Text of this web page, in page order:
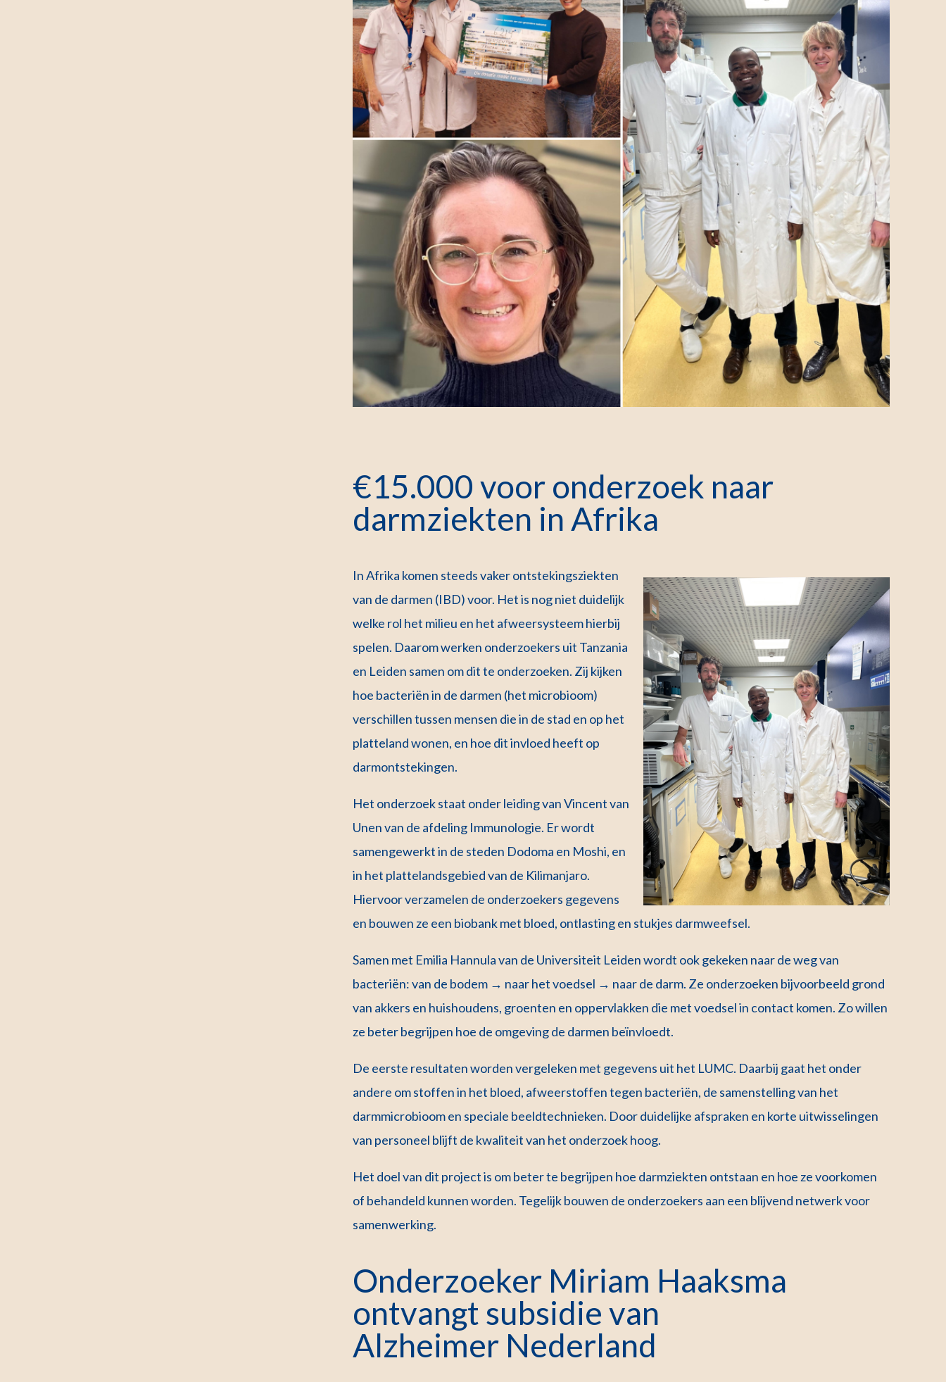
€15.000 voor onderzoek naar
darmziekten in Afrika
In Afrika komen steeds vaker ontstekingsziekten
van de darmen (IBD) voor. Het is nog niet duidelijk
welke rol het milieu en het afweersysteem hierbij
spelen. Daarom werken onderzoekers uit Tanzania
en Leiden samen om dit te onderzoeken. Zij kijken
hoe bacteriën in de darmen (het microbioom)
verschillen tussen mensen die in de stad en op het
platteland wonen, en hoe dit invloed heeft op
darmontstekingen.
Het onderzoek staat onder leiding van Vincent van
Unen van de afdeling Immunologie. Er wordt
samengewerkt in de steden Dodoma en Moshi, en
in het plattelandsgebied van de Kilimanjaro.
Hiervoor verzamelen de onderzoekers gegevens
en bouwen ze een biobank met bloed, ontlasting en stukjes darmweefsel.
Samen met Emilia Hannula van de Universiteit Leiden wordt ook gekeken naar de weg van
bacteriën: van de bodem → naar het voedsel → naar de darm. Ze onderzoeken bijvoorbeeld grond
van akkers en huishoudens, groenten en oppervlakken die met voedsel in contact komen. Zo willen
ze beter begrijpen hoe de omgeving de darmen beïnvloedt.
De eerste resultaten worden vergeleken met gegevens uit het LUMC. Daarbij gaat het onder
andere om stoffen in het bloed, afweerstoffen tegen bacteriën, de samenstelling van het
darmmicrobioom en speciale beeldtechnieken. Door duidelijke afspraken en korte uitwisselingen
van personeel blijft de kwaliteit van het onderzoek hoog.
Het doel van dit project is om beter te begrijpen hoe darmziekten ontstaan en hoe ze voorkomen
of behandeld kunnen worden. Tegelijk bouwen de onderzoekers aan een blijvend netwerk voor
samenwerking.
Onderzoeker Miriam Haaksma
ontvangt subsidie van
Alzheimer Nederland